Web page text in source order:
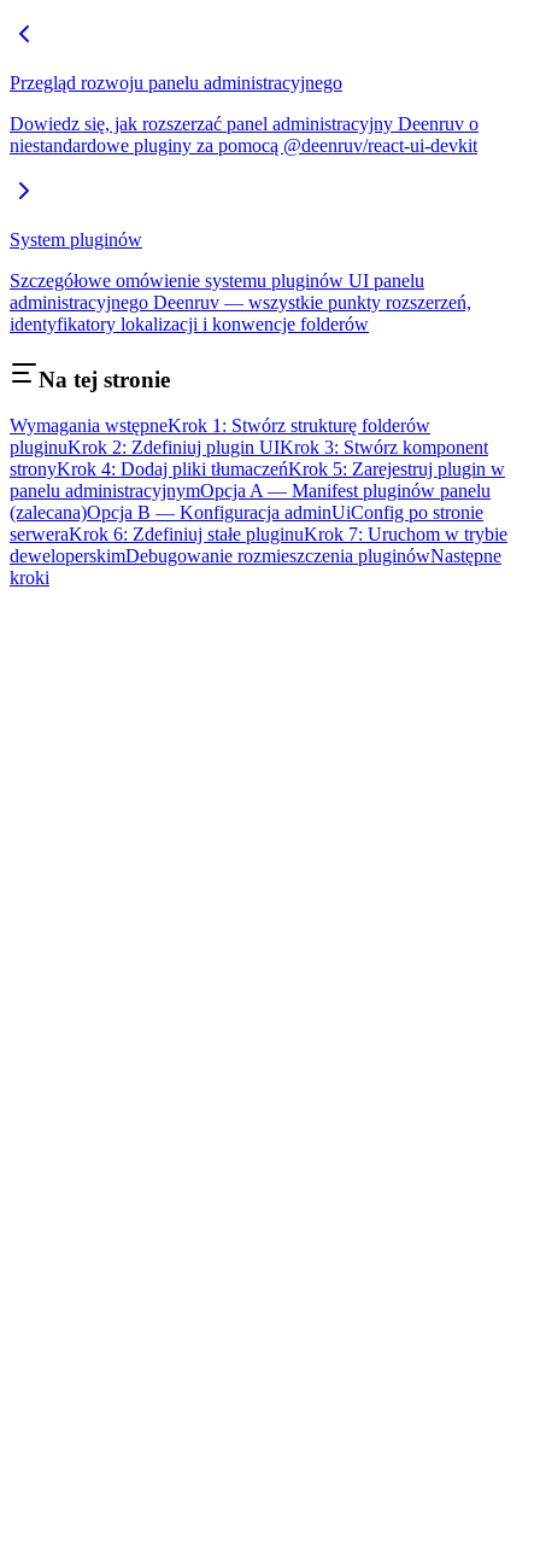
Przegląd rozwoju panelu administracyjnego
Dowiedz się, jak rozszerzać panel administracyjny Deenruv o
niestandardowe pluginy za pomocą @deenruv/react-ui-devkit
System pluginów
Szczegółowe omówienie systemu pluginów UI panelu
administracyjnego Deenruv — wszystkie punkty rozszerzeń,
identyfikatory lokalizacji i konwencje folderów
Na tej stronie
Wymagania wstępneKrok 1: Stwórz strukturę folderów
pluginuKrok 2: Zdefiniuj plugin UIKrok 3: Stwórz komponent
stronyKrok 4: Dodaj pliki tłumaczeńKrok 5: Zarejestruj plugin w
panelu administracyjnymOpcja A — Manifest pluginów panelu
(zalecana)Opcja B — Konfiguracja adminUiConfig po stronie
serweraKrok 6: Zdefiniuj stałe pluginuKrok 7: Uruchom w trybie
deweloperskimDebugowanie rozmieszczenia pluginówNastępne
kroki